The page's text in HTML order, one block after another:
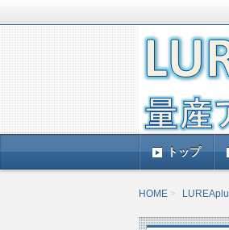
LUREAplus
がレビュー
トップ
HOME